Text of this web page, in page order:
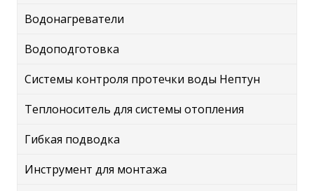
Водонагреватели
Водоподготовка
Системы контроля протечки воды Нептун
Теплоноситель для системы отопления
Гибкая подводка
Инструмент для монтажа